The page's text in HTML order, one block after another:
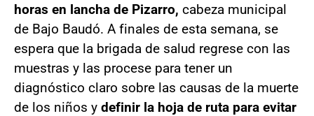
horas en lancha de Pizarro, cabeza municipal
de Bajo Baudó. A finales de esta semana, se
espera que la brigada de salud regrese con las
muestras y las procese para tener un
diagnóstico claro sobre las causas de la muerte
de los niños y definir la hoja de ruta para evitar